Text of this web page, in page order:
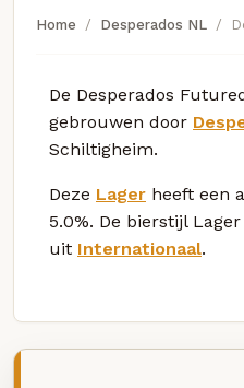
Home Desperados NL
De Desperados
gebrouwen door
Schiltigheim.
Deze Lager heeft een
5.0%. De bierstijl
uit Internationaal.